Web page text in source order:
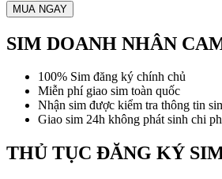
MUA NGAY
SIM DOANH NHÂN
100% Sim đăng ký chính chủ
Miễn phí giao sim toàn quốc
Nhận sim được kiểm tra thông tin
Giao sim 24h không phát sinh chi
THỦ TỤC ĐĂNG KÝ